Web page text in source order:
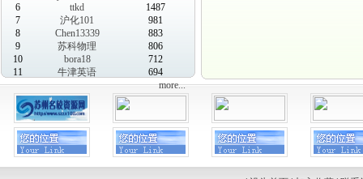
6
ttkd
1487
7
沪化101
981
8
Chen13339
883
9
苏科物理
806
10
bora18
712
11
牛津英语
694
more...